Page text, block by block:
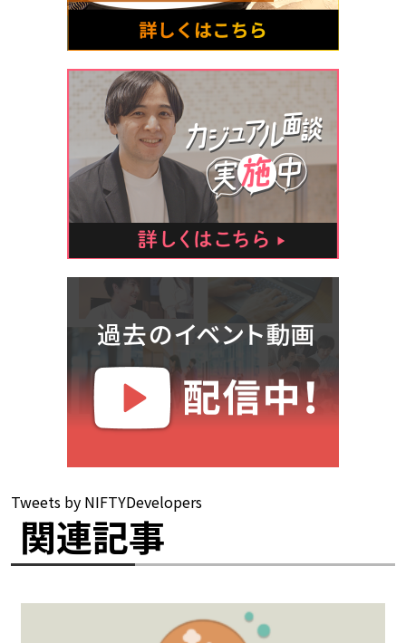
Tweets by NIFTYDevelopers
関連記事